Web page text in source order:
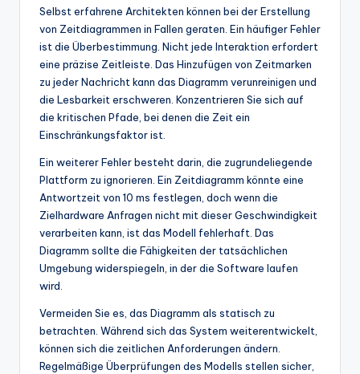
Selbst erfahrene Architekten können bei der Erstellung
von Zeitdiagrammen in Fallen geraten. Ein häufiger Fehler
ist die Überbestimmung. Nicht jede Interaktion erfordert
eine präzise Zeitleiste. Das Hinzufügen von Zeitmarken
zu jeder Nachricht kann das Diagramm verunreinigen und
die Lesbarkeit erschweren. Konzentrieren Sie sich auf
die kritischen Pfade, bei denen die Zeit ein
Einschränkungsfaktor ist.
Ein weiterer Fehler besteht darin, die zugrundeliegende
Plattform zu ignorieren. Ein Zeitdiagramm könnte eine
Antwortzeit von 10 ms festlegen, doch wenn die
Zielhardware Anfragen nicht mit dieser Geschwindigkeit
verarbeiten kann, ist das Modell fehlerhaft. Das
Diagramm sollte die Fähigkeiten der tatsächlichen
Umgebung widerspiegeln, in der die Software laufen
wird.
Vermeiden Sie es, das Diagramm als statisch zu
betrachten. Während sich das System weiterentwickelt,
können sich die zeitlichen Anforderungen ändern.
Regelmäßige Überprüfungen des Modells stellen sicher,